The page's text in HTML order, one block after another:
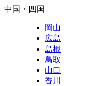
中国・四国
岡山
広島
島根
鳥取
山口
香川